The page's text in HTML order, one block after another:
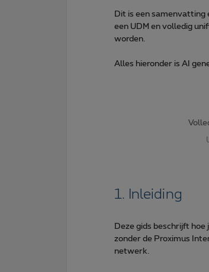
Dit is een samenvatting
een UDM en volledig
worden.
Alles hieronder is AI
1. Inleiding
Deze gids beschrijft
zonder de Proximus
netwerk.